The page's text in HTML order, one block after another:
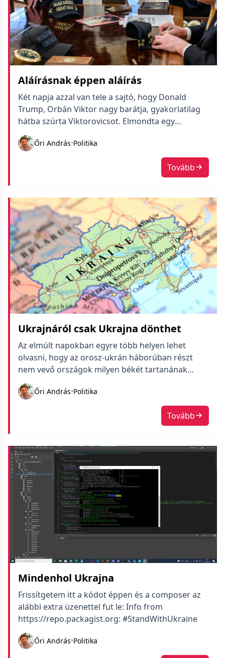
Aláírásnak éppen aláírás
Két napja azzal van tele a sajtó, hogy Donald
Trump, Orbán Viktor nagy barátja, gyakorlatilag
hátba szúrta Viktorovicsot. Elmondta egy
interjúban, hogy Orbán ugyan kért pénzügyi
védelmet az USA-tól, de ő nem ígérte meg neki. Ez
ugye már a második sztori, amiről kiderült, hogy
mégsem lett elintézve, aláírva. Szó ugyan esett
Őri András•Politika
Tovább
Ukrajnáról csak Ukrajna dönthet
Az elmúlt napokban egyre több helyen lehet
olvasni, hogy az orosz-ukrán háborúban részt
nem vevő országok milyen békét tartanának
jónak. Mintha elfelejtenék erről megkérdezni a
sértett felet: Ukrajnát.
Őri András•Politika
Tovább
Mindenhol Ukrajna
Frissítgetem itt a kódot éppen és a composer az
alábbi extra üzenettel fut le: Info from
https://repo.packagist.org: #StandWithUkraine
Őri András•Politika